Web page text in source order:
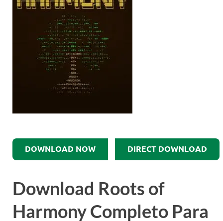
DOWNLOAD NOW DIRECT DOWNLOAD
Download Roots of
Harmony Completo Para